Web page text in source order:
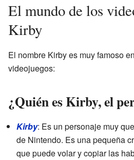
El mundo de los
Kirby
El nombre Kirby es muy famoso
videojuegos:
¿Quién es Kirby, el
Kirby: Es un personaje muy
de Nintendo. Es una pequeña
que puede volar y copiar las